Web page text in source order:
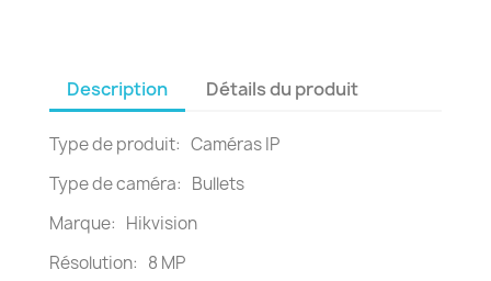
Description Détails du produit
Type de produit: Caméras IP
Type de caméra: Bullets
Marque: Hikvision
Résolution: 8 MP